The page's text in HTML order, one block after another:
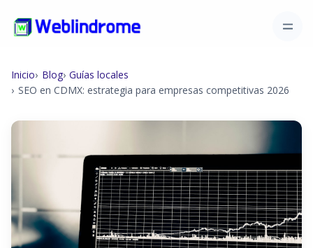
Inicio Blog Guías locales
SEO en CDMX: estrategia para empresas competitivas 2026